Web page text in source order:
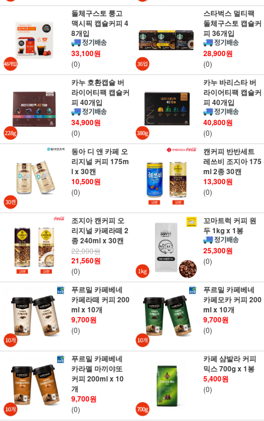
돌체구스토 룽고
맥시픽 캡슐커피 4
8개입
33,100원
(0)
스타벅스 멀티팩
돌체구스토 캡슐커
피 36개입
28,900원
(0)
카누 호환캡슐 버
라이어티팩 캡슐커
피 40개입
34,900원
(0)
카누 바리스타 버
라이어티팩 캡슐커
피 40개입
40,800원
(0)
동아 디 앤 카페 오
리지널 커피 175m
l x 30캔
10,500원
(0)
캔커피 반반세트
레쓰비 조지아 175
ml 2종 30캔
13,300원
(0)
조지아 캔커피 오
리지널 카페라떼 2
종 240ml x 30캔
22,000원
21,560원
(0)
꼬마트럭 커피 원
두 1kg x 1봉
25,300원
(0)
푸르밀 카페베네
카페라떼 커피 200
ml x 10개
9,700원
(0)
푸르밀 카페베네
카페모카 커피 200
ml x 10개
9,700원
(0)
푸르밀 카페베네
카라멜 마끼야또
커피 200ml x 10
개
9,700원
(0)
카페 샴발라 커피
믹스 700g x 1봉
5,400원
(0)